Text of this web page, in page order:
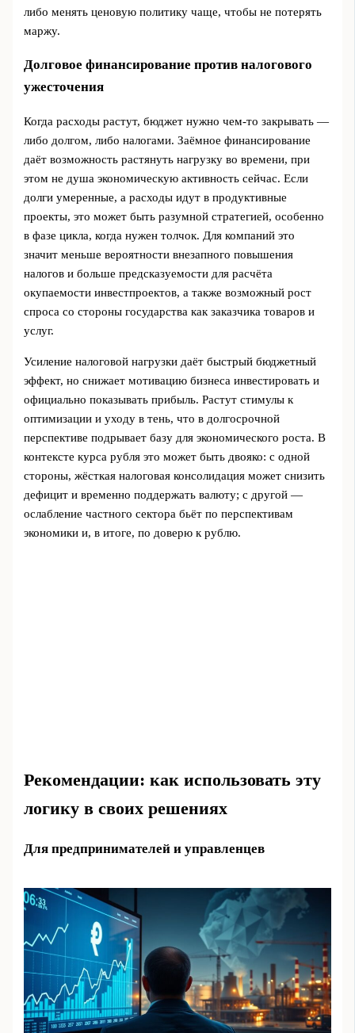
либо менять ценовую политику чаще, чтобы не потерять
маржу.
Долговое финансирование против налогового
ужесточения
Когда расходы растут, бюджет нужно чем-то закрывать —
либо долгом, либо налогами. Заёмное финансирование
даёт возможность растянуть нагрузку во времени, при
этом не душа экономическую активность сейчас. Если
долги умеренные, а расходы идут в продуктивные
проекты, это может быть разумной стратегией, особенно
в фазе цикла, когда нужен толчок. Для компаний это
значит меньше вероятности внезапного повышения
налогов и больше предсказуемости для расчёта
окупаемости инвестпроектов, а также возможный рост
спроса со стороны государства как заказчика товаров и
услуг.
Усиление налоговой нагрузки даёт быстрый бюджетный
эффект, но снижает мотивацию бизнеса инвестировать и
официально показывать прибыль. Растут стимулы к
оптимизации и уходу в тень, что в долгосрочной
перспективе подрывает базу для экономического роста. В
контексте курса рубля это может быть двояко: с одной
стороны, жёсткая налоговая консолидация может снизить
дефицит и временно поддержать валюту; с другой —
ослабление частного сектора бьёт по перспективам
экономики и, в итоге, по доверю к рублю.
Рекомендации: как использовать эту
логику в своих решениях
Для предпринимателей и управленцев